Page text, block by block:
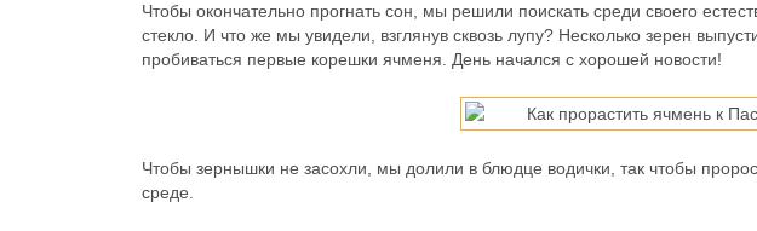
Чтобы окончательно прогнать сон, мы решили поискать среди своего
стекло. И что же мы увидели, взглянув сквозь лупу? Несколько зерен
пробиваться первые корешки ячменя. День начался с хорошей новости!
Чтобы зернышки не засохли, мы долили в блюдце водички, так чтобы
среде.